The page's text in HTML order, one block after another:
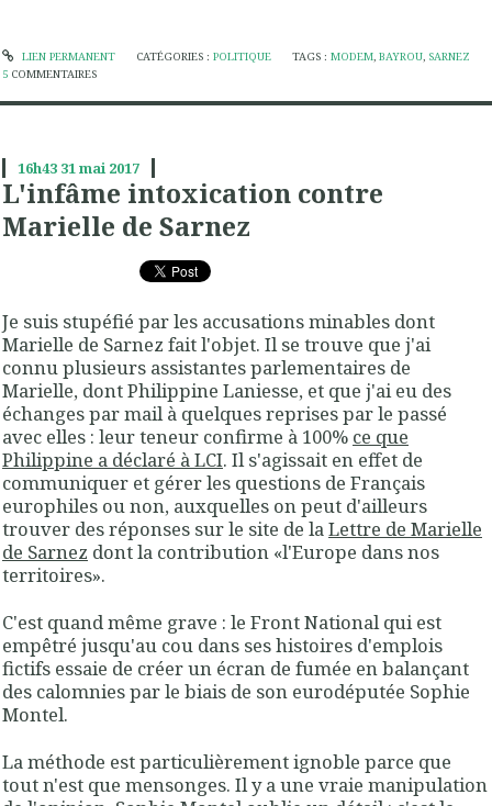
LIEN PERMANENT CATÉGORIES : POLITIQUE TAGS :MODEM,BAYROU, SARNEZ
5 COMMENTAIRES
16h43 31mai 2017
L'infâme intoxication contre
Marielle de Sarnez
Je suis stupéfié par les accusations minables dont
Marielle de Sarnez fait l'objet. Il se trouve que j'ai
connu plusieurs assistantes parlementaires de
Marielle, dont Philippine Laniesse, et que j'ai eu des
échanges par mail à quelques reprises par le passé
avec elles : leur teneur confirme à 100% ce que
Philippine a déclaré à LCI. Il s'agissait en effet de
communiquer et gérer les questions de Français
europhiles ou non, auxquelles on peut d'ailleurs
trouver des réponses sur le site de la Lettre de Marielle
de Sarnez dont la contribution «l'Europe dans nos
territoires».
C'est quand même grave : le Front National qui est
empêtré jusqu'au cou dans ses histoires d'emplois
fictifs essaie de créer un écran de fumée en balançant
des calomnies par le biais de son eurodéputée Sophie
Montel.
La méthode est particulièrement ignoble parce que
tout n'est que mensonges. Il y a une vraie manipulation